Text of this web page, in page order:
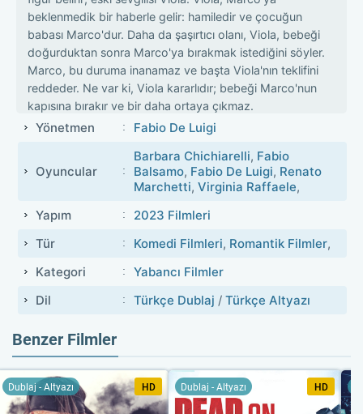
beklenmedik bir haberle gelir: hamiledir ve çocuğun
babası Marco'dur. Daha da şaşırtıcı olanı, Viola, bebeği
doğurduktan sonra Marco'ya bırakmak istediğini söyler.
Marco, bu duruma inanamaz ve başta Viola'nın teklifini
reddeder. Ne var ki, Viola kararlıdır; bebeği Marco'nun
kapısına bırakır ve bir daha ortaya çıkmaz.
Bu olayın şokunu atlatamamışken, bir sürpriz de
Giulia'dan gelir; o da hamiledir. Birdenbire, çocuk
istemeyen bu çift kendilerini iki bebekle birlikte
bulur. Bu beklenmedik durum, Marco ve Giulia'nın
hayatını tamamen değiştirir. İki yeni hayat, onların
özgürlüklerini, ilişkilerini ve gelecek planlarını alt üst
ederken, Marco ve Giulia bu yeni sorumluluklarla
Film, aile olmanın, fedakarlıkların ve hayatın
beklenmedik sürprizlerine adapte olabilmenin
Giulia, hayatlarının en büyük derslerini öğrenirler.
Yönetmen Fabio De Luigi
Oyuncular
Barbara Chichiarelli, Fabio
Balsamo, Fabio De Luigi, Renato
Marchetti, Virginia Raffaele,
Yapım
2023 Filmleri
Tür
Komedi Filmleri, Romantik Filmler,
Kategori
Yabancı Filmler
Dil
Türkçe Dublaj / Türkçe Altyazı
Benzer Filmler
Dublaj - Altyazı HD Dublaj - Altyazı HD